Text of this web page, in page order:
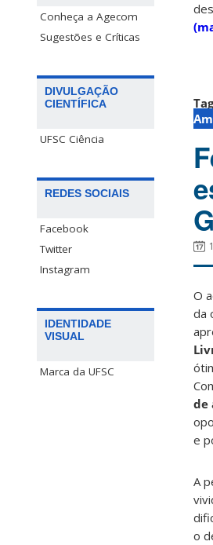
Conheça a Agecom
Sugestões e Críticas
DIVULGAÇÃO
CIENTÍFICA
UFSC Ciência
REDES SOCIAIS
Facebook
Twitter
Instagram
IDENTIDADE
VISUAL
Marca da UFSC
O
da
de
e
A
o